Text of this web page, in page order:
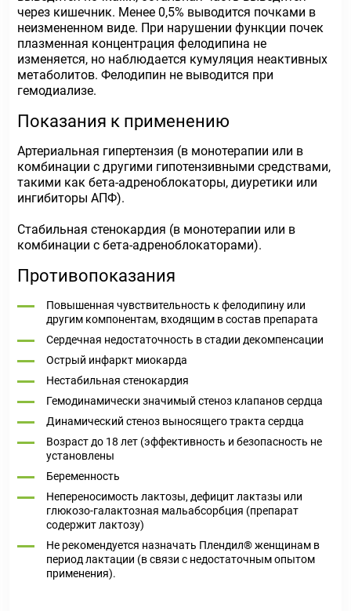
через кишечник. Менее 0,5% выводится почками в
неизмененном виде. При нарушении функции почек
плазменная концентрация фелодипина не
изменяется, но наблюдается кумуляция неактивных
метаболитов. Фелодипин не выводится при
гемодиализе.
Показания к применению
Артериальная гипертензия (в монотерапии или в
комбинации с другими гипотензивными средствами,
такими как бета-адреноблокаторы, диуретики или
ингибиторы АПФ).
Стабильная стенокардия (в монотерапии или в
комбинации с бета-адреноблокаторами).
Противопоказания
Повышенная чувствительность к фелодипину или
другим компонентам, входящим в состав препарата
Сердечная недостаточность в стадии декомпенсации
Острый инфаркт миокарда
Нестабильная стенокардия
Гемодинамически значимый стеноз клапанов сердца
Динамический стеноз выносящего тракта сердца
Возраст до 18 лет (эффективность и безопасность не
установлены
Беременность
Непереносимость лактозы, дефицит лактазы или
глюкозо-галактозная мальабсорбция (препарат
содержит лактозу)
Не рекомендуется назначать Плендил® женщинам в
период лактации (в связи с недостаточным опытом
применения).